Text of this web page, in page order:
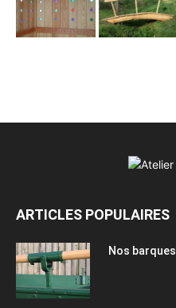
ARTICLES POPULAIRES
Nos barques